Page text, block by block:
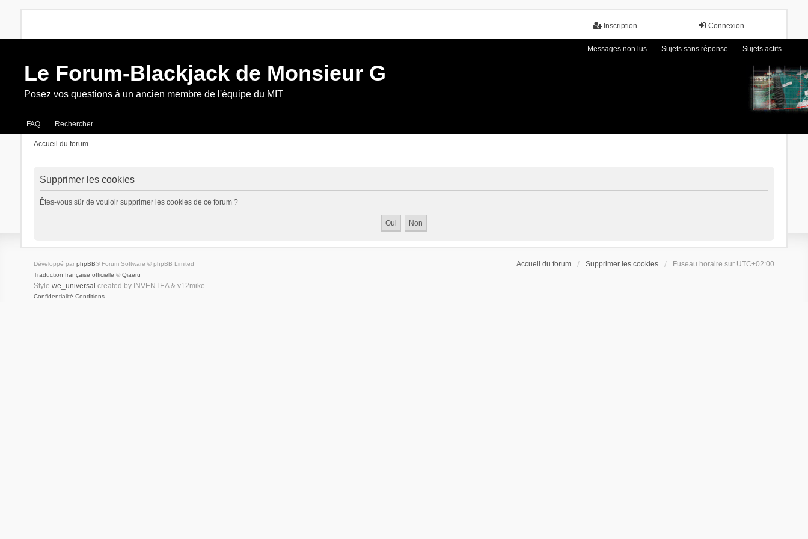
Connexion
Inscription
Messages non lus Sujets sans réponse Sujets actifs
Le Forum-Blackjack de Monsieur G
Posez vos questions à un ancien membre de l'équipe du MIT
FAQ Rechercher
Accueil du forum
Supprimer les cookies
Êtes-vous sûr de vouloir supprimer les cookies de ce forum ?
Accueil du forum Supprimer les cookies Fuseau horaire sur UTC+02:00
Développé par phpBB® Forum Software © phpBB Limited
Traduction française officielle © Qiaeru
Style we_universal created by INVENTEA & v12mike
Confidentialité Conditions